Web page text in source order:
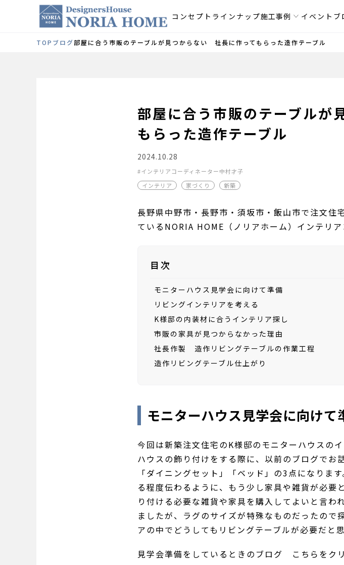
コンセプト ラインナップ施工事例 イベント ブ
TOP ブログ部屋に合う市販のテーブルが見つからない 社長に作ってもらった造作テーブル
部屋に合う市販のテーブル
もらった造作テーブル
2024.10.28
インテリアコーディネーター中村才子
インテリア
家づくり 新築
長野県中野市・長野市・須坂市・飯山市で注文住
ているNORIA HOME（ノリアホーム）インテリア
目次
モニターハウス見学会に向けて準備
リビングインテリアを考える
K様邸の内装材に合うインテリア探し
市販の家具が見つからなかった理由
社長作製 造作リビングテーブルの作業工程
造作リビングテーブル仕上がり
モニターハウス見学会に向けて
今回は新築注文住宅のK様邸のモニターハウスの
ハウスの飾り付けをする際に、以前のブログでお
「ダイニングセット」「ベッド」の3点になりま
る程度伝わるように、もう少し家具や雑貨が必要
り付ける必要な雑貨や家具を購入してよいと言わ
ましたが、ラグのサイズが特殊なものだったので
アの中でどうしてもリビングテーブルが必要だと思
見学会準備をしているときのブログ こちらを